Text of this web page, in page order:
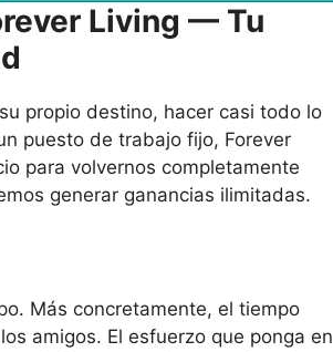
Living — Tu
propio destino, hacer casi todo lo
puesto de trabajo fijo, Forever
para volvernos completamente
generar ganancias ilimitadas.
Más concretamente, el tiempo
amigos. El esfuerzo que ponga en